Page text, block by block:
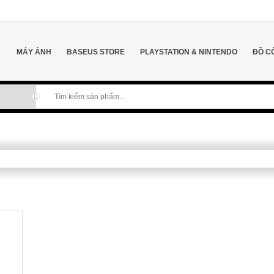
MÁY ẢNH BASEUS STORE PLAYSTATION & NINTENDO ĐỒ